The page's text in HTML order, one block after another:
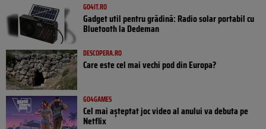
GO4IT.RO
Gadget util pentru grădină: Radio solar portabil cu
Bluetooth la Dedeman
DESCOPERA.RO
Care este cel mai vechi pod din Europa?
GO4GAMES
Cel mai așteptat joc video al anului va debuta pe
Netflix